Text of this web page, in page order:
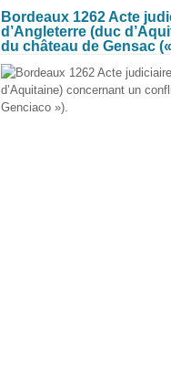
Bordeaux 1262 Acte
d’Angleterre (duc
du château de Gensac